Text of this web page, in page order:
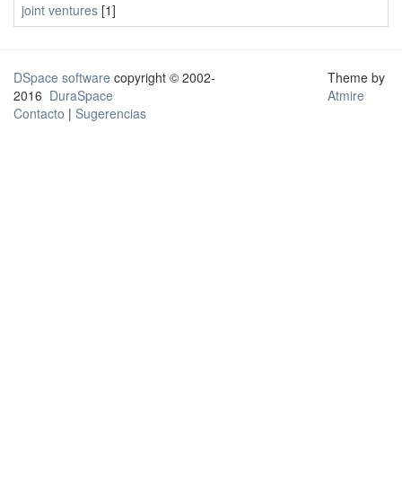
joint ventures [1]
DSpace software copyright © 2002-
2016 DuraSpace
Contacto | Sugerencias
Theme by
Atmire